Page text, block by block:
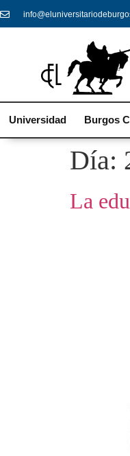
Universidad Burgos
Día:
La